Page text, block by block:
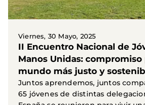
Viernes, 30 Mayo, 2025
II Encuentro Nacional de
Manos Unidas: compromiso
mundo más justo y
Juntos aprendemos, juntos
65 jóvenes de distintas